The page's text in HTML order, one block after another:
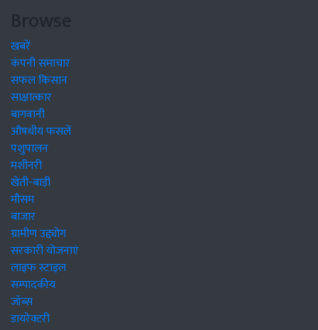
Browse
खबरें
कंपनी समाचार
सफल किसान
साक्षात्कार
बागवानी
औषधीय फसलें
पशुपालन
मशीनरी
खेती-बाड़ी
मौसम
बाजार
ग्रामीण उद्द्योग
सरकारी योजनाएं
लाइफ स्टाइल
सम्पादकीय
जॉब्स
डायरेक्टरी